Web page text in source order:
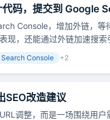
码，提交到 Google
Console，增加外链，等
表现，还能通过外链加速搜索
Console +2
SEO改造建议
调整，而是一场围绕用